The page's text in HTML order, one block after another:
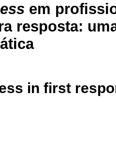
em
resposta:
in first